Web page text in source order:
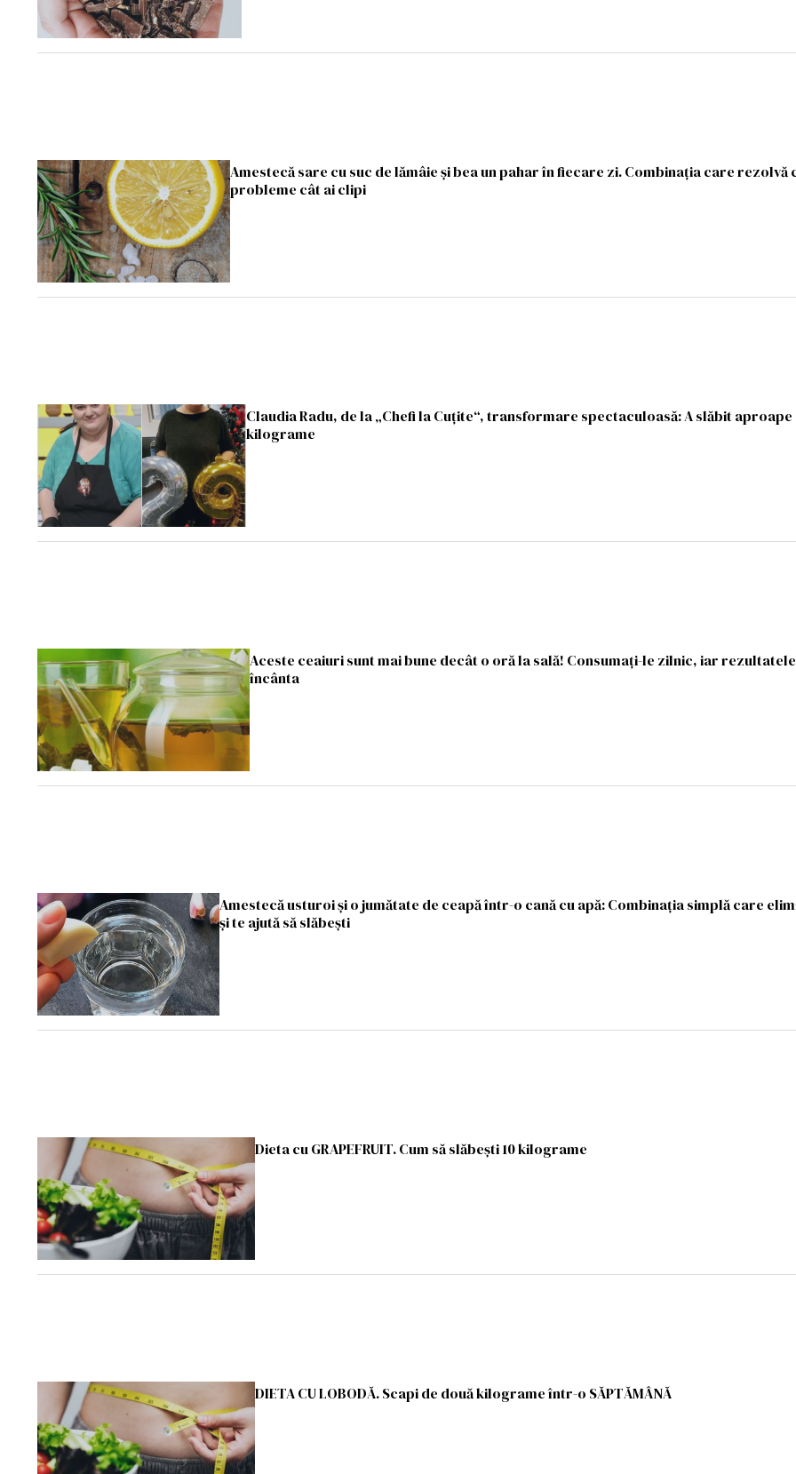
Amestecă sare cu suc de lămâie și bea un pahar în fiecare zi. Combinația care rezolvă
probleme cât ai clipi
Claudia Radu, de la „Chefi la Cuțite“, transformare spectaculoasă: A slăbit aproape
kilograme
Aceste ceaiuri sunt mai bune decât o oră la sală! Consumați-le zilnic, iar
încânta
Amestecă usturoi și o jumătate de ceapă într-o cană cu apă: Combinația simplă care
și te ajută să slăbești
Dieta cu GRAPEFRUIT. Cum să slăbești 10 kilograme
DIETA CU LOBODĂ. Scapi de două kilograme într-o SĂPTĂMÂNĂ